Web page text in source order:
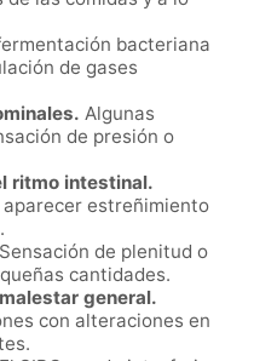
bacteriana
de gases
Algunas
de presión o
ritmo intestinal.
estreñimiento
Sensación de plenitud o
cantidades.
general.
con alteraciones en